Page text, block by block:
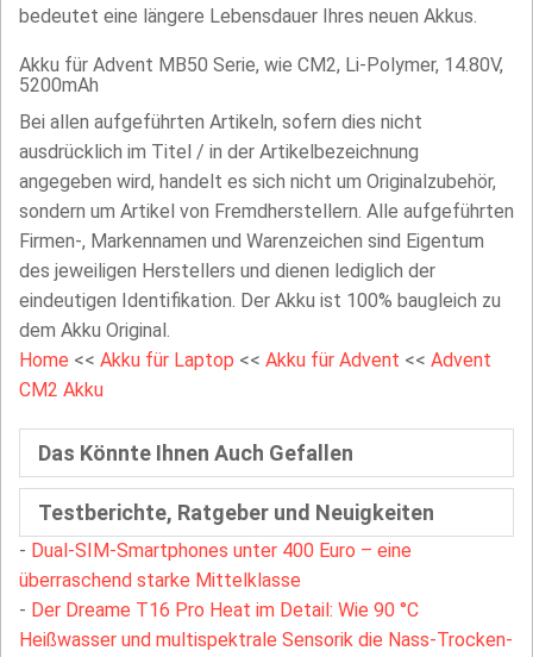
bedeutet eine längere Lebensdauer Ihres neuen Akkus.
Akku für Advent MB50 Serie, wie CM2, Li-Polymer, 14.80V,
5200mAh
Bei allen aufgeführten Artikeln, sofern dies nicht
ausdrücklich im Titel / in der Artikelbezeichnung
angegeben wird, handelt es sich nicht um Originalzubehör,
sondern um Artikel von Fremdherstellern. Alle aufgeführten
Firmen-, Markennamen und Warenzeichen sind Eigentum
des jeweiligen Herstellers und dienen lediglich der
eindeutigen Identifikation. Der Akku ist 100% baugleich zu
dem Akku Original.
Home << Akku für Laptop << Akku für Advent << Advent
CM2 Akku
Das Könnte Ihnen Auch Gefallen
Testberichte, Ratgeber und Neuigkeiten
- Dual-SIM-Smartphones unter 400 Euro – eine
überraschend starke Mittelklasse
- Der Dreame T16 Pro Heat im Detail: Wie 90 °C
Heißwasser und multispektrale Sensorik die Nass-Trocken-